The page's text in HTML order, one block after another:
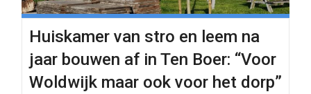
Huiskamer van stro en leem na
jaar bouwen af in Ten Boer: “Voor
Woldwijk maar ook voor het dorp”